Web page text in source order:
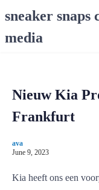
sneaker snaps
media
Nieuw Kia
Frankfurt
ava
June 9, 2023
Kia heeft ons een